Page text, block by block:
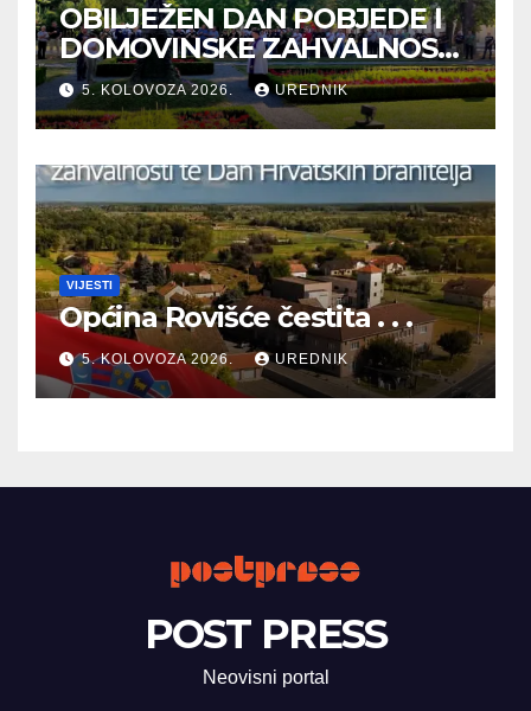
OBILJEŽEN DAN POBJEDE I
DOMOVINSKE ZAHVALNOSTI
TE DAN HRVATSKIH
BRANITELJA
5. KOLOVOZA 2026. UREDNIK
VIJESTI
Općina Rovišće čestita . . .
5. KOLOVOZA 2026. UREDNIK
POST PRESS
Neovisni portal